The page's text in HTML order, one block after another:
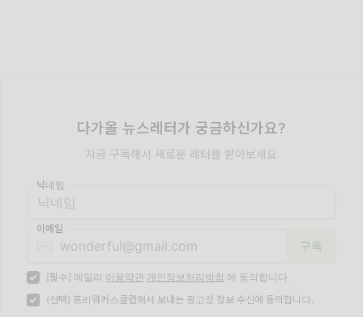
다가올 뉴스레터가 궁금하신가요?
지금 구독해서 새로운 레터를 받아보세요
닉네임
이메일
✉️
[필수] 메일리 이용약관 개인정보처리방침 에 동의합니다.
(선택) 프리워커스클럽에서 보내는 광고성 정보 수신에 동의합니다.